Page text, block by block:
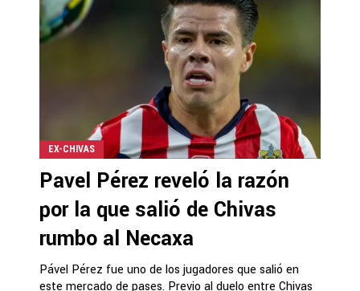
EX-CHIVAS
Pavel Pérez reveló la razón
por la que salió de Chivas
rumbo al Necaxa
Pável Pérez fue uno de los jugadores que salió en
este mercado de pases. Previo al duelo entre Chivas